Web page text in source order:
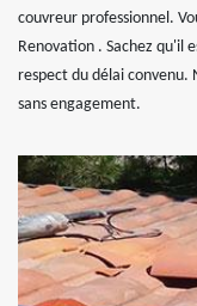
couvreur professionnel.
Renovation . Sachez qu'il
respect du délai convenu.
sans engagement.